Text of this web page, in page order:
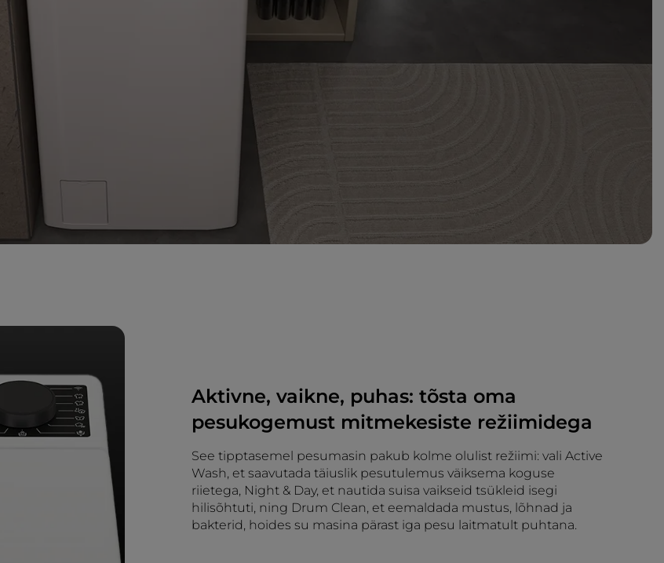
Aktivne, vaikne, puhas: tõsta oma
pesukogemust mitmekesiste režiimidega
See tipptasemel pesumasin pakub kolme olulist režiimi: vali Active
Wash, et saavutada täiuslik pesutulemus väiksema koguse
riietega, Night & Day, et nautida suisa vaikseid tsükleid isegi
hilisõhtuti, ning Drum Clean, et eemaldada mustus, lõhnad ja
bakterid, hoides su masina pärast iga pesu laitmatult puhtana.